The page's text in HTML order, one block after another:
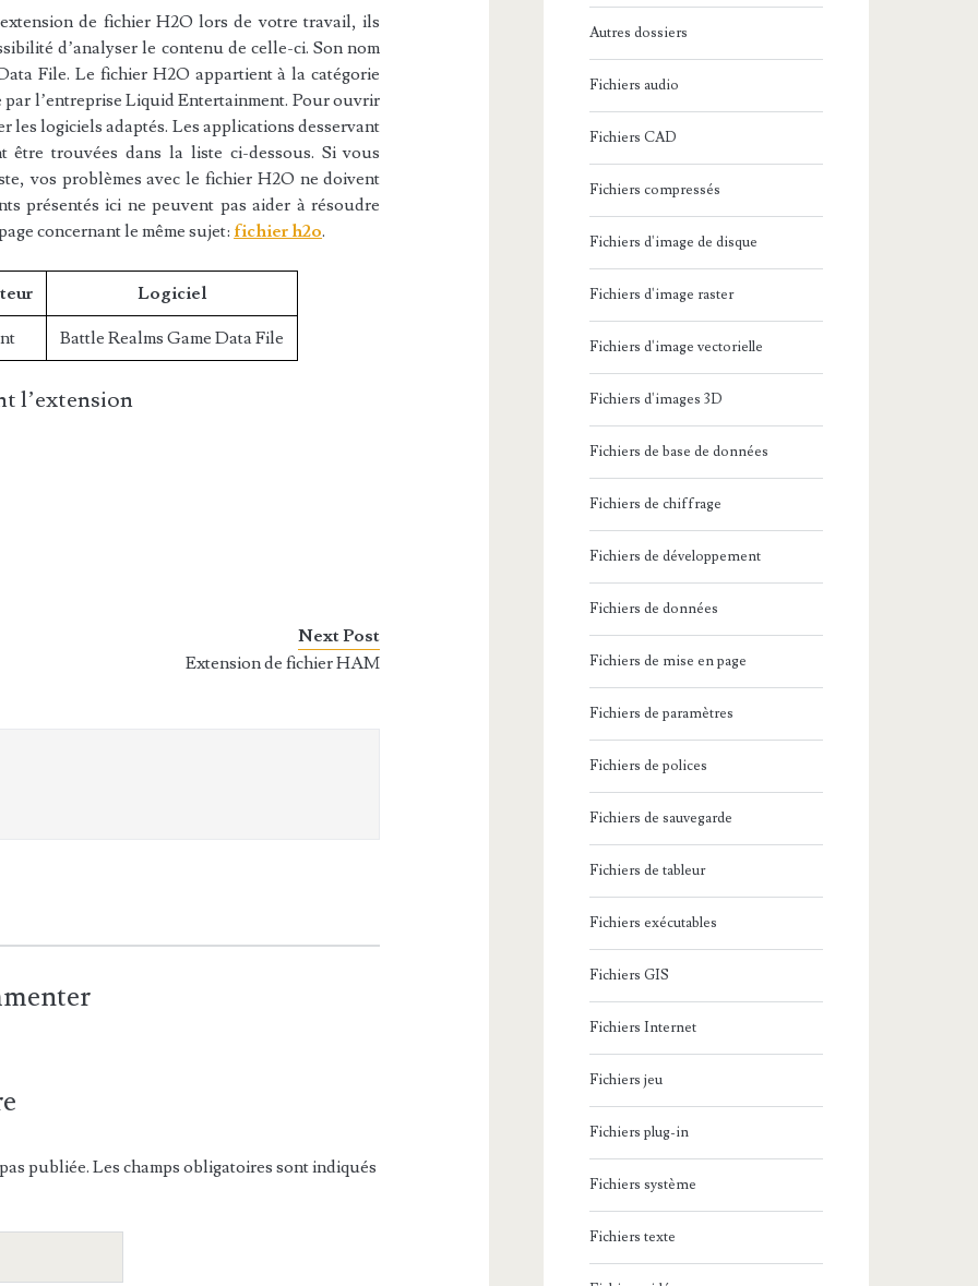
de fichier H2O lors de votre travail, ils
d’analyser le contenu de celle-ci. Son nom
File. Le fichier H2O appartient à la catégorie
par l’entreprise Liquid Entertainment. Pour ouvrir
les logiciels adaptés. Les applications desservant
être trouvées dans la liste ci-dessous. Si vous
vos problèmes avec le fichier H2O ne doivent
présentés ici ne peuvent pas aider à résoudre
concernant le même sujet: fichier h2o.
Logiciel
Battle Realms Game Data File
l’extension
Next Post
Extension de fichier HAM
publiée. Les champs obligatoires sont indiqués
Autres dossiers
Fichiers audio
Fichiers CAD
Fichiers compressés
Fichiers d'image de disque
Fichiers d'image raster
Fichiers d'image vectorielle
Fichiers d'images 3D
Fichiers de base de données
Fichiers de chiffrage
Fichiers de développement
Fichiers de données
Fichiers de mise en page
Fichiers de paramètres
Fichiers de polices
Fichiers de sauvegarde
Fichiers de tableur
Fichiers exécutables
Fichiers GIS
Fichiers Internet
Fichiers jeu
Fichiers plug-in
Fichiers système
Fichiers texte